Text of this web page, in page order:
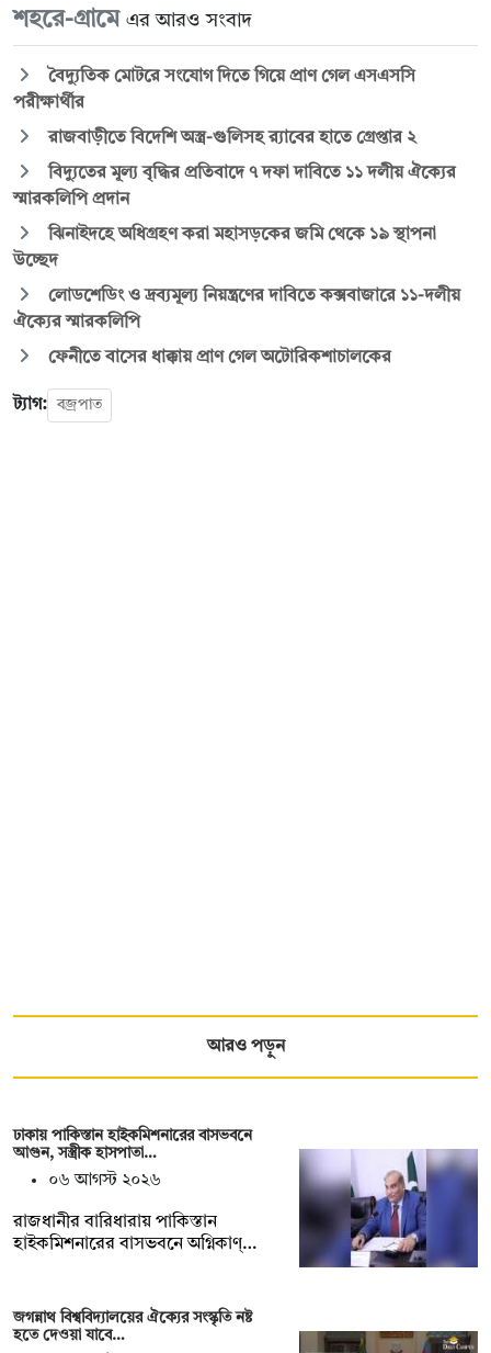
শহরে-গ্রামে এর আরও সংবাদ
বৈদ্যুতিক মোটরে সংযোগ দিতে গিয়ে প্রাণ গেল এসএসসি
পরীক্ষার্থীর
রাজবাড়ীতে বিদেশি অস্ত্র-গুলিসহ র‍্যাবের হাতে গ্রেপ্তার ২
বিদ্যুতের মূল্য বৃদ্ধির প্রতিবাদে ৭ দফা দাবিতে ১১ দলীয় ঐক্যের
স্মারকলিপি প্রদান
ঝিনাইদহে অধিগ্রহণ করা মহাসড়কের জমি থেকে ১৯ স্থাপনা
উচ্ছেদ
লোডশেডিং ও দ্রব্যমূল্য নিয়ন্ত্রণের দাবিতে কক্সবাজারে ১১-দলীয়
ঐক্যের স্মারকলিপি
ফেনীতে বাসের ধাক্কায় প্রাণ গেল অটোরিকশাচালকের
ট্যাগ: বজ্রপাত
আরও পড়ুন
ঢাকায় পাকিস্তান হাইকমিশনারের বাসভবনে
আগুন, সস্ত্রীক হাসপাতা…
০৬ আগস্ট ২০২৬
রাজধানীর বারিধারায় পাকিস্তান
হাইকমিশনারের বাসভবনে অগ্নিকাণ্…
জগন্নাথ বিশ্ববিদ্যালয়ের ঐক্যের সংস্কৃতি নষ্ট
হতে দেওয়া যাবে…